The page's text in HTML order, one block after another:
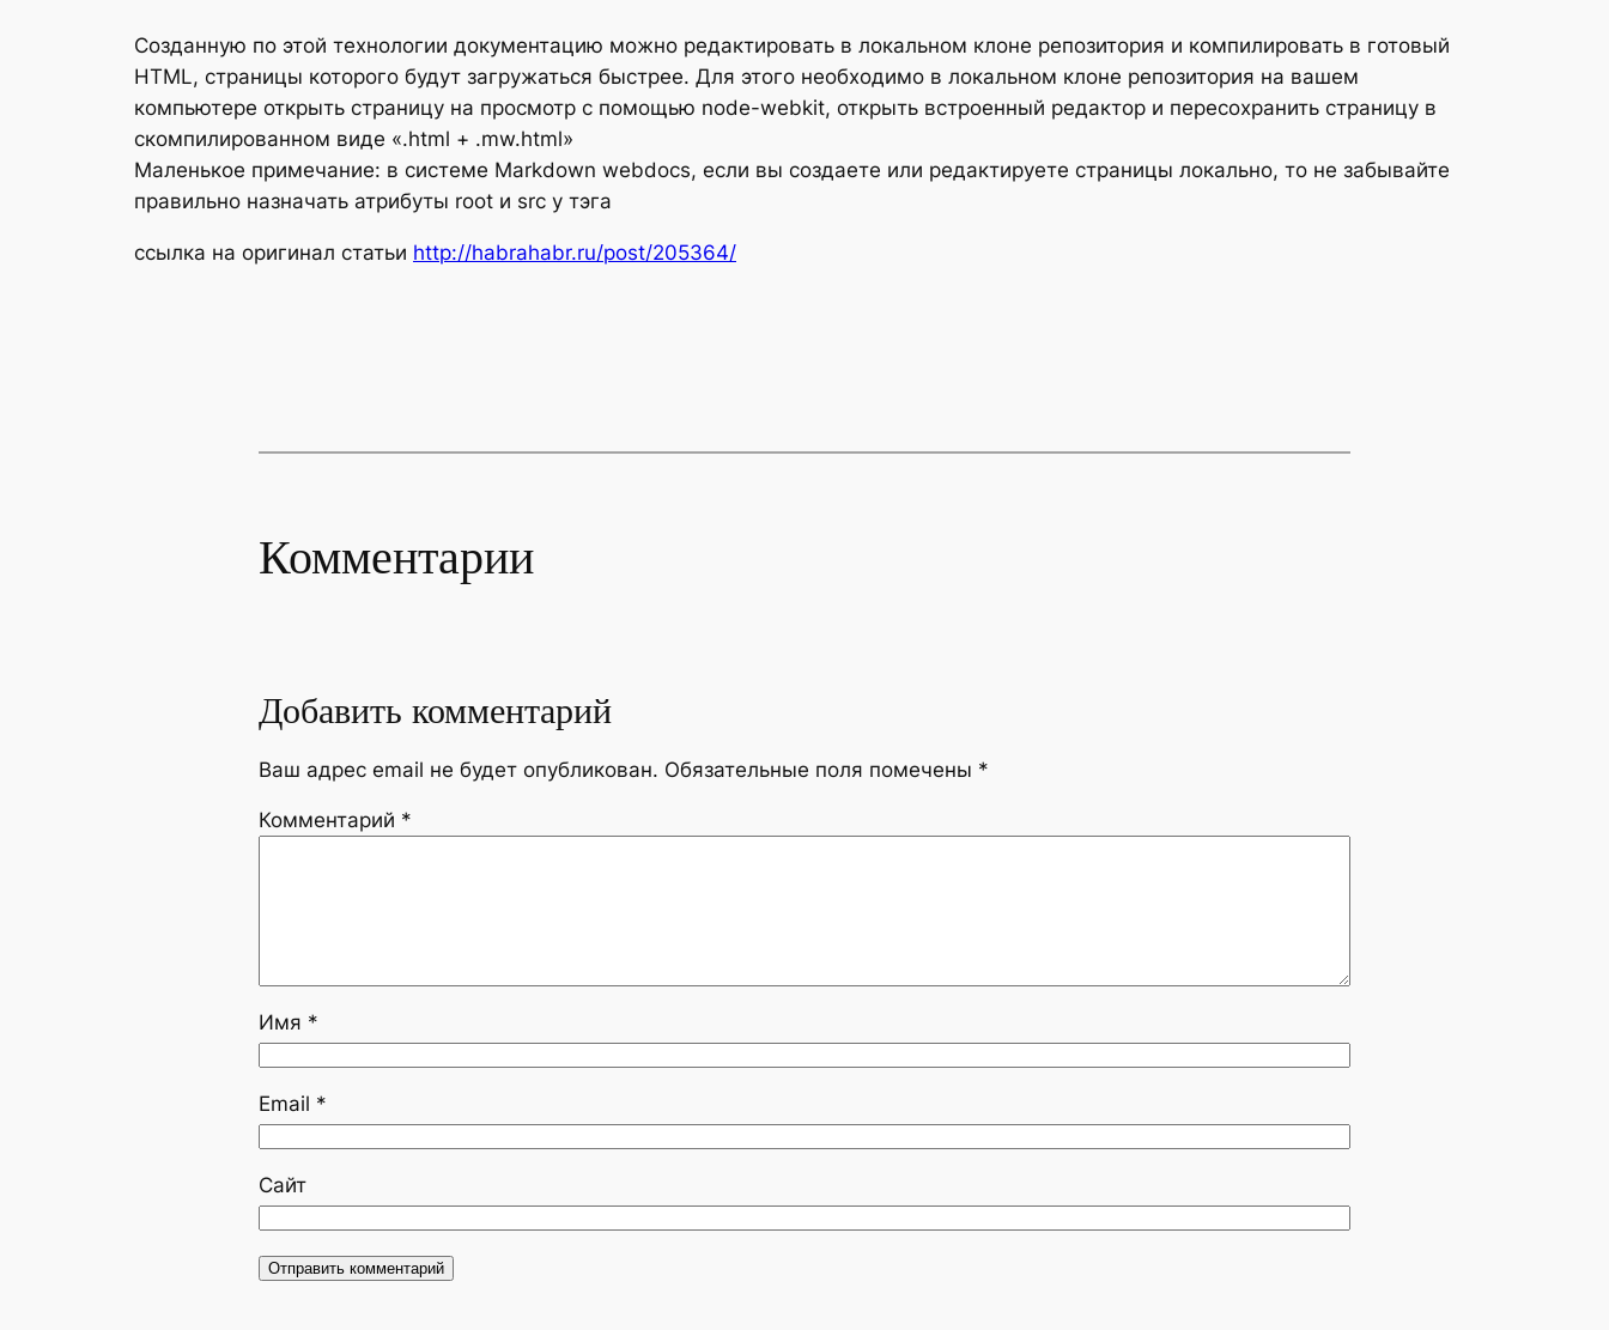
Созданную по этой технологии документацию можно редактировать в локальном клоне репозитория и компилировать в готовый
HTML, страницы которого будут загружаться быстрее. Для этого необходимо в локальном клоне репозитория на вашем
компьютере открыть страницу на просмотр с помощью node-webkit, открыть встроенный редактор и пересохранить страницу в
скомпилированном виде «.html + .mw.html»
Маленькое примечание: в системе Markdown webdocs, если вы создаете или редактируете страницы локально, то не забывайте
правильно назначать атрибуты root и src у тэга
ссылка на оригинал статьи http://habrahabr.ru/post/205364/
Комментарии
Добавить комментарий
Ваш адрес email не будет опубликован. Обязательные поля помечены *
Комментарий *
Имя *
Email *
Сайт